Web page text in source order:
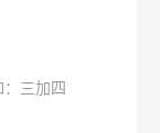
三加四